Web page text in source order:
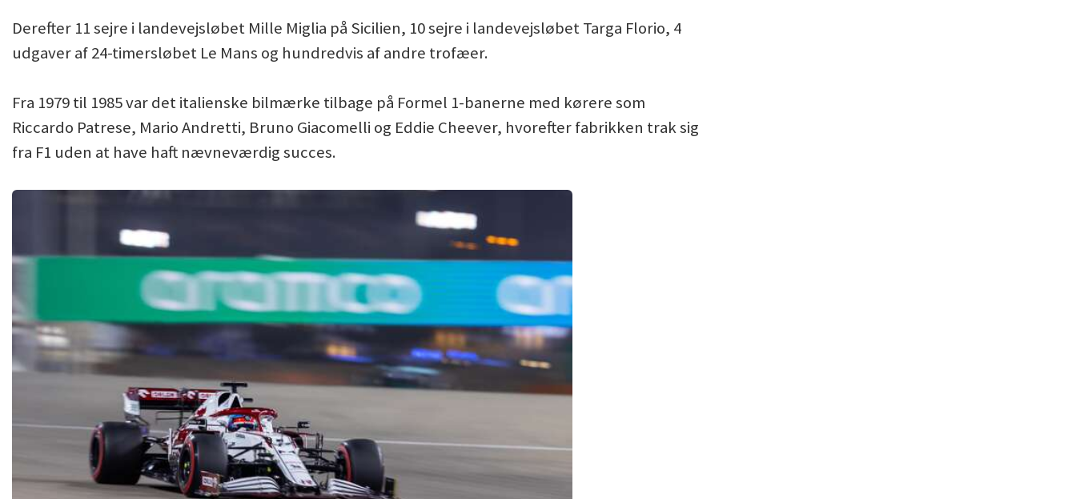
Derefter 11 sejre i landevejsløbet Mille Miglia på Sicilien, 10 sejre i landevejsløbet Targa Florio, 4
udgaver af 24-timersløbet Le Mans og hundredvis af andre trofæer.
Fra 1979 til 1985 var det italienske bilmærke tilbage på Formel 1-banerne med kørere som
Riccardo Patrese, Mario Andretti, Bruno Giacomelli og Eddie Cheever, hvorefter fabrikken trak sig
fra F1 uden at have haft nævneværdig succes.